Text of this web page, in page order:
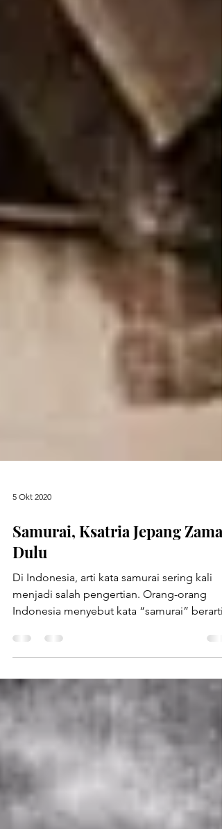
5 Okt 2020
Samurai, Ksatria Jepang Zaman
Dulu
Di Indonesia, arti kata samurai sering kali
sebuah pedang...